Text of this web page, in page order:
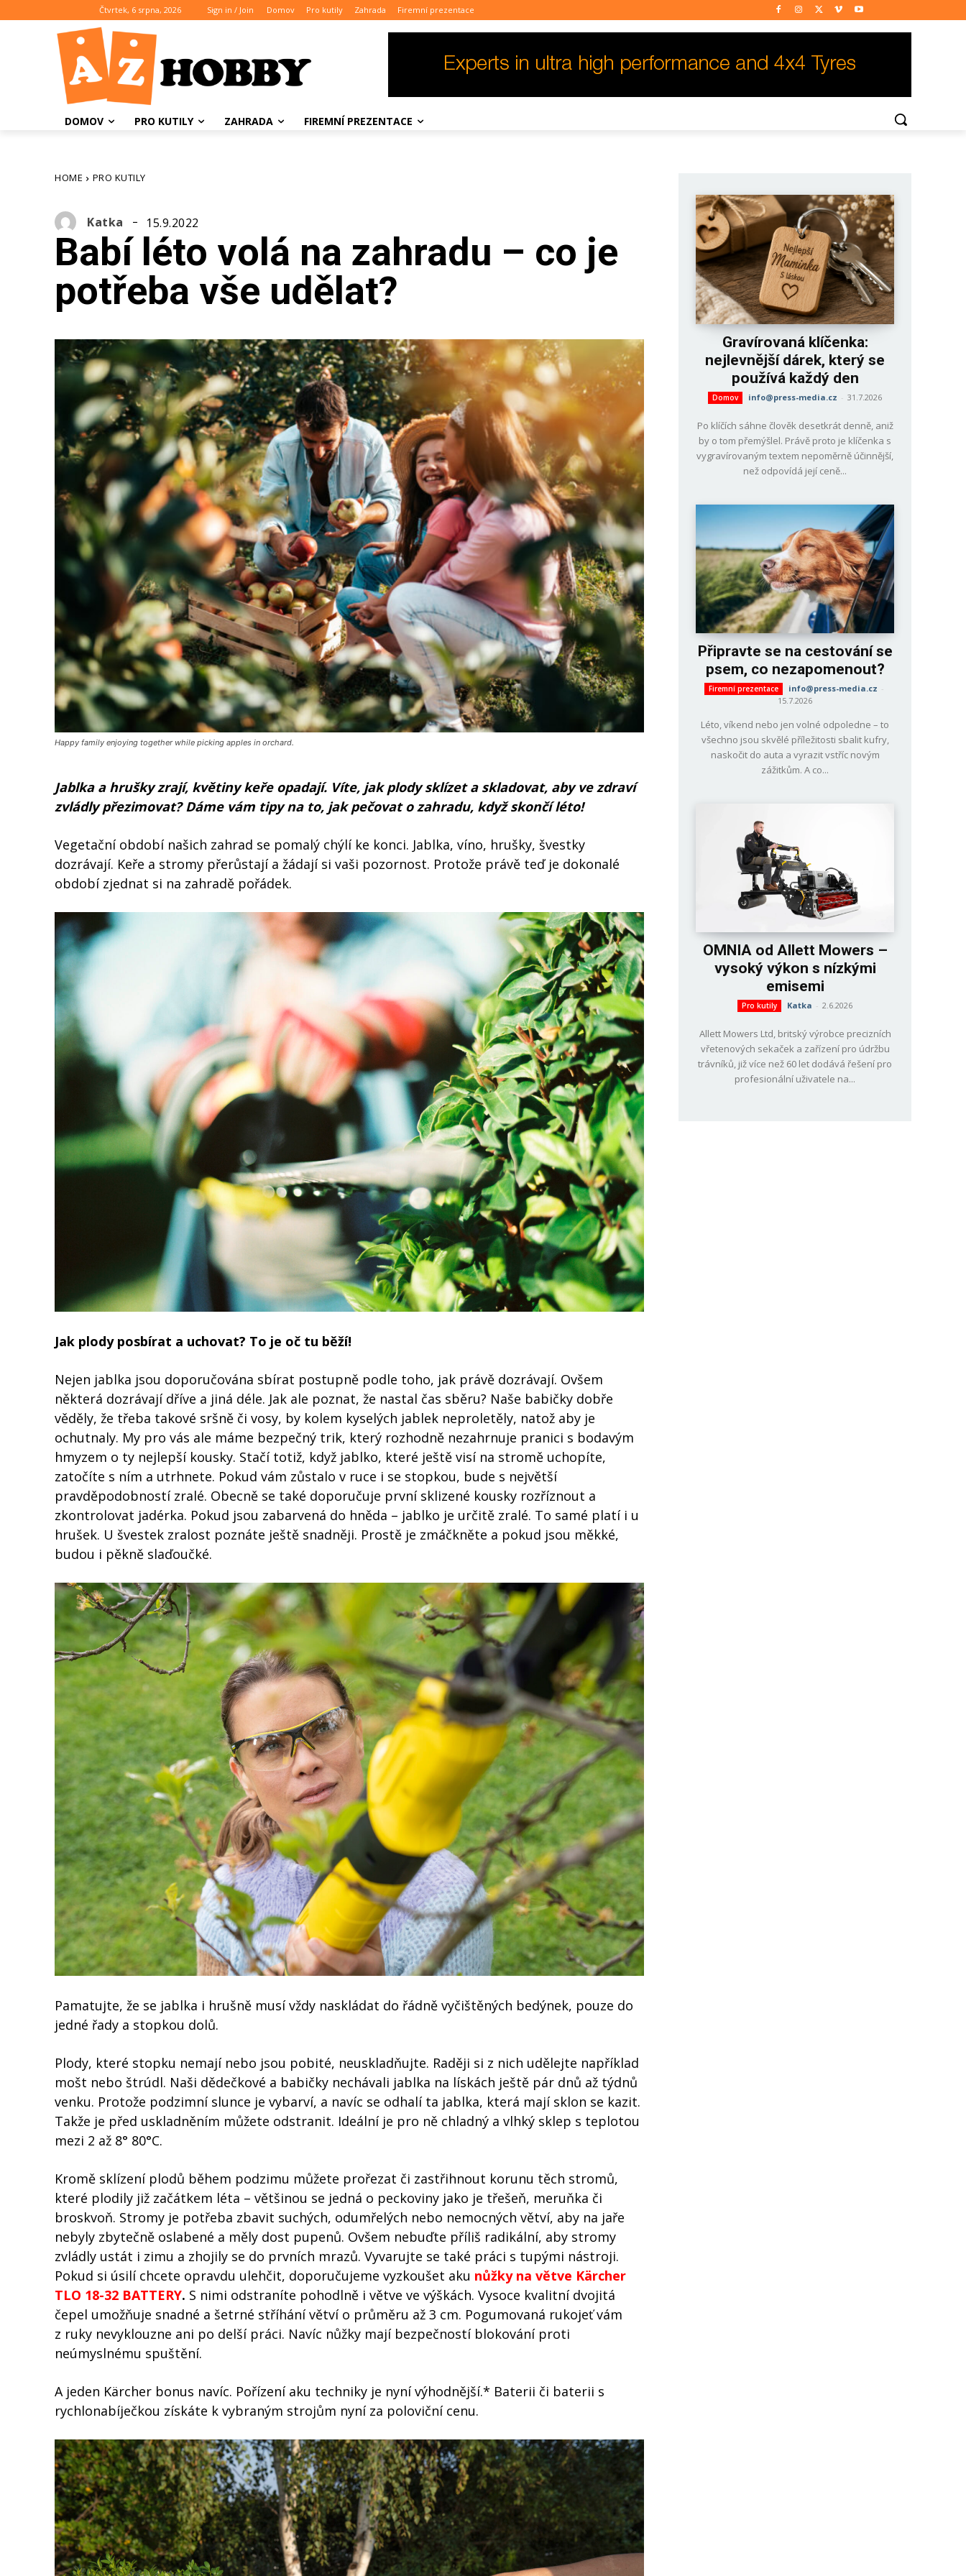
Čtvrtek, 6 srpna, 2026 Sign in / Join Domov Pro kutily Zahrada Firemní prezentace
DOMOV PRO KUTILY ZAHRADA FIREMNÍ PREZENTACE
HOME PRO KUTILY
Katka 15.9.2022
Babí léto volá na zahradu – co je
potřeba vše udělat?
Happy family enjoying together while picking apples in orchard.
Jablka a hrušky zrají, květiny keře opadají. Víte, jak plody sklízet a skladovat, aby ve zdraví
zvládly přezimovat? Dáme vám tipy na to, jak pečovat o zahradu, když skončí léto!
Vegetační období našich zahrad se pomalý chýlí ke konci. Jablka, víno, hrušky, švestky
dozrávají. Keře a stromy přerůstají a žádají si vaši pozornost. Protože právě teď je dokonalé
období zjednat si na zahradě pořádek.
Jak plody posbírat a uchovat? To je oč tu běží!
Nejen jablka jsou doporučována sbírat postupně podle toho, jak právě dozrávají. Ovšem
některá dozrávají dříve a jiná déle. Jak ale poznat, že nastal čas sběru? Naše babičky dobře
věděly, že třeba takové sršně či vosy, by kolem kyselých jablek neproletěly, natož aby je
ochutnaly. My pro vás ale máme bezpečný trik, který rozhodně nezahrnuje pranici s bodavým
hmyzem o ty nejlepší kousky. Stačí totiž, když jablko, které ještě visí na stromě uchopíte,
zatočíte s ním a utrhnete. Pokud vám zůstalo v ruce i se stopkou, bude s největší
pravděpodobností zralé. Obecně se také doporučuje první sklizené kousky rozříznout a
zkontrolovat jadérka. Pokud jsou zabarvená do hněda – jablko je určitě zralé. To samé platí i u
hrušek. U švestek zralost poznáte ještě snadněji. Prostě je zmáčkněte a pokud jsou měkké,
budou i pěkně slaďoučké.
Pamatujte, že se jablka i hrušně musí vždy naskládat do řádně vyčištěných bedýnek, pouze do
jedné řady a stopkou dolů.
Plody, které stopku nemají nebo jsou pobité, neuskladňujte. Raději si z nich udělejte například
mošt nebo štrúdl. Naši dědečkové a babičky nechávali jablka na lískách ještě pár dnů až týdnů
venku. Protože podzimní slunce je vybarví, a navíc se odhalí ta jablka, která mají sklon se kazit.
Takže je před uskladněním můžete odstranit. Ideální je pro ně chladný a vlhký sklep s teplotou
mezi 2 až 8° 80°C.
Kromě sklízení plodů během podzimu můžete prořezat či zastřihnout korunu těch stromů,
které plodily již začátkem léta – většinou se jedná o peckoviny jako je třešeň, meruňka či
broskvoň. Stromy je potřeba zbavit suchých, odumřelých nebo nemocných větví, aby na jaře
nebyly zbytečně oslabené a měly dost pupenů. Ovšem nebuďte příliš radikální, aby stromy
zvládly ustát i zimu a zhojily se do prvních mrazů. Vyvarujte se také práci s tupými nástroji.
Pokud si úsilí chcete opravdu ulehčit, doporučujeme vyzkoušet aku nůžky na větve Kärcher
TLO 18-32 BATTERY. S nimi odstraníte pohodlně i větve ve výškách. Vysoce kvalitní dvojitá
čepel umožňuje snadné a šetrné stříhání větví o průměru až 3 cm. Pogumovaná rukojeť vám
z ruky nevyklouzne ani po delší práci. Navíc nůžky mají bezpečností blokování proti
neúmyslnému spuštění.
A jeden Kärcher bonus navíc. Pořízení aku techniky je nyní výhodnější.* Baterii či baterii s
rychlonabíječkou získáte k vybraným strojům nyní za poloviční cenu.
Gravírovaná klíčenka:
nejlevnější dárek, který se
používá každý den
Domov info@press-media.cz - 31.7.2026
Po klíčích sáhne člověk desetkrát denně, aniž
by o tom přemýšlel. Právě proto je klíčenka s
vygravírovaným textem nepoměrně účinnější,
než odpovídá její ceně...
Připravte se na cestování se
psem, co nezapomenout?
Firemní prezentace info@press-media.cz -
15.7.2026
Léto, víkend nebo jen volné odpoledne – to
všechno jsou skvělé příležitosti sbalit kufry,
naskočit do auta a vyrazit vstříc novým
zážitkům. A co...
OMNIA od Allett Mowers –
vysoký výkon s nízkými
emisemi
Pro kutily Katka - 2.6.2026
Allett Mowers Ltd, britský výrobce precizních
vřetenových sekaček a zařízení pro údržbu
trávníků, již více než 60 let dodává řešení pro
profesionální uživatele na...